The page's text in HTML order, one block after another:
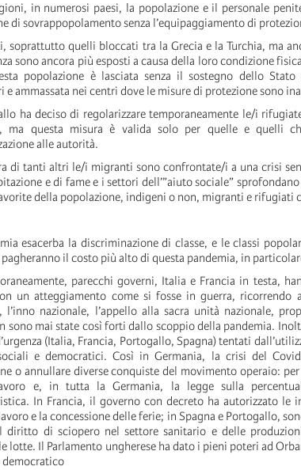
in numerosi paesi, la popolazione e il personale
di sovrappopolamento senza l’equipaggiamento di
soprattutto quelli bloccati tra la Grecia e la Turchia, ma
sono ancora più esposti a causa della loro condizione
popolazione è lasciata senza il sostegno dello
e ammassata nei centri dove le misure di protezione sono
ha deciso di regolarizzare temporaneamente le/i
ma questa misura è valida solo per quelle e quelli
alle autorità.
di tanti altri le/i migranti sono confrontate/i a una crisi
e di fame e i settori dell’”aiuto sociale”
della popolazione, indigeni o non, migranti e rifugiati
esacerba la discriminazione di classe, e le classi
pagheranno il costo più alto di questa pandemia, in
parecchi governi, Italia e Francia in testa,
un atteggiamento come si fosse in guerra, ricorrendo
l’inno nazionale, l’appello alla sacra unità nazionale,
sono mai state così forti dallo scoppio della pandemia.
(Italia, Francia, Portogallo, Spagna) tentati
e democratici. Così in Germania, la crisi del
o annullare diverse conquiste del movimento operaio:
e, in tutta la Germania, la legge sulla
In Francia, il governo con decreto ha autorizzato le
e la concessione delle ferie; in Spagna e Portogallo,
diritto di sciopero nel settore sanitario e delle
lotte. Il Parlamento ungherese ha dato i pieni poteri ad